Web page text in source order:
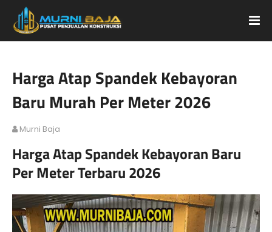
Harga Atap Spandek Kebayoran
Baru Murah Per Meter 2026
Murni Baja
Harga Atap Spandek Kebayoran Baru
Per Meter Terbaru 2026